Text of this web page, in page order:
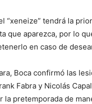
“xeneize” tendrá la
que aparezca, por lo
en caso de
Boca confirmó las
Fabra y Nicolás
la pretemporada de